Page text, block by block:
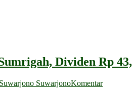
Dividen Rp
Suwarjono SuwarjonoKomentar